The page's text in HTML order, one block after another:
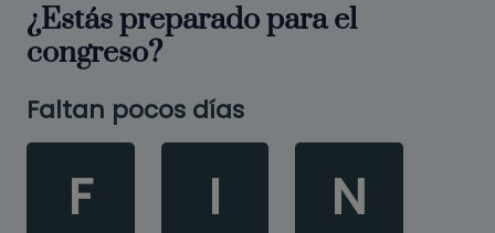
¿Estás preparado para el
congreso?
Faltan pocos días
F I N